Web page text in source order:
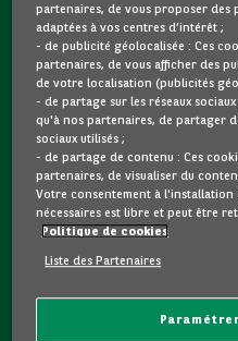
CONTACTEZ-NOUS MAINTENANT
Une question ?
Nous sommes
Vous souhaitez une
? Vous hésitez entre deux
Contactez-nous ! Nous
partenaires, de vous proposer des
adaptées à vos centres d’intérêt ;
- de publicité géolocalisée : Ces
partenaires, de vous afficher des
de votre localisation (publicités
- de partage sur les réseaux
qu'à nos partenaires, de partager
sociaux utilisés ;
- de partage de contenu : Ces
partenaires, de visualiser du
Votre consentement à
nécessaires est libre et peut être
Politique de cookies
Liste des Partenaires